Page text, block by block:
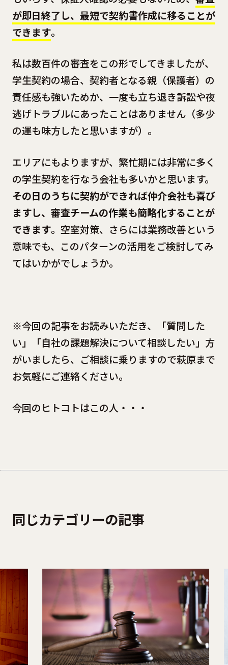
が即日終了し、最短で契約書作成に移ることが
できます。
私は数百件の審査をこの形でしてきましたが、
学生契約の場合、契約者となる親（保護者）の
責任感も強いためか、一度も立ち退き訴訟や夜
逃げトラブルにあったことはありません（多少
の運も味方したと思いますが）。
エリアにもよりますが、繁忙期には非常に多く
の学生契約を行なう会社も多いかと思います。
その日のうちに契約ができれば仲介会社も喜び
ますし、審査チームの作業も簡略化することが
できます。空室対策、さらには業務改善という
意味でも、このパターンの活用をご検討してみ
てはいかがでしょうか。
※今回の記事をお読みいただき、「質問した
い」「自社の課題解決について相談したい」方
がいましたら、ご相談に乗りますので萩原まで
お気軽にご連絡ください。
今回のヒトコトはこの人・・・
同じカテゴリーの記事